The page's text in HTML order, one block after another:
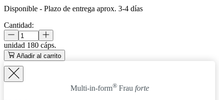
Disponible - Plazo de entrega aprox. 3-4 días
Cantidad:
unidad 180 cáps.
Añadir al carrito
Multi-in-form® Frau forte